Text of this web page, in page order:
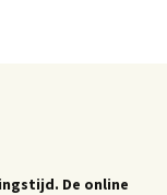
De online